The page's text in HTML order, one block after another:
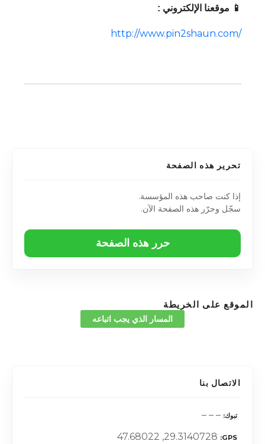
📱 موقعنا الإلكتروني :
http://www.pin2shaun.com/
تحرير هذه الصفحة
إذا كنت صاحب هذه المؤسسة.
سجّل وحرّر هذه الصفحة الآن.
حرر هذه الصفحة
الموقع على الخريطة
المسار الذي يجب اتباعه
الاتصال بنا
تبوك – – –
GPS
29.3140728, 47.68022